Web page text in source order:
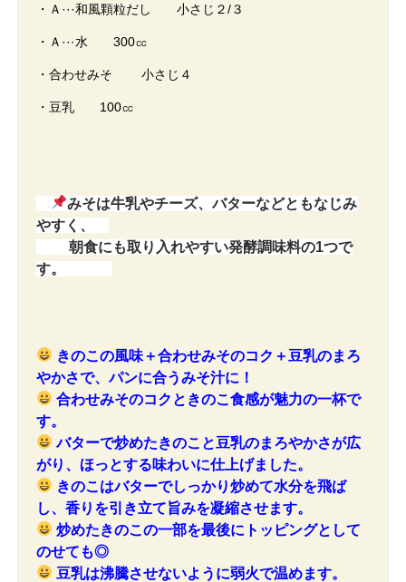
・Ａ···和風顆粒だし 小さじ２/３
・Ａ···水 300㏄
・合わせみそ 小さじ４
・豆乳 100㏄
みそは牛乳やチーズ、バターなどともなじみ
やすく、
朝食にも取り入れやすい発酵調味料の1つで
す。
きのこの風味＋合わせみそのコク＋豆乳のまろ
やかさで、パンに合うみそ汁に！
合わせみそのコクときのこ食感が魅力の一杯で
す。
バターで炒めたきのこと豆乳のまろやかさが広
がり、ほっとする味わいに仕上げました。
きのこはバターでしっかり炒めて水分を飛ば
し、香りを引き立て旨みを凝縮させます。
炒めたきのこの一部を最後にトッピングとして
のせても◎
豆乳は沸騰させないように弱火で温めます。